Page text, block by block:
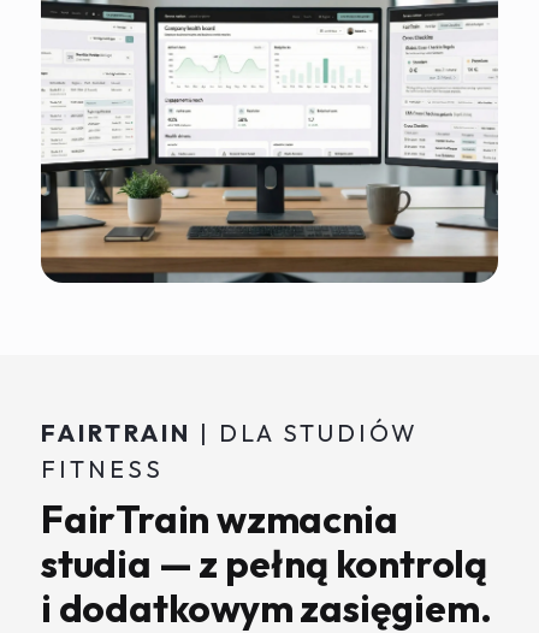
FAIRTRAIN | DLA STUDIÓW
FITNESS
FairTrain wzmacnia
studia — z pełną kontrolą
i dodatkowym zasięgiem.